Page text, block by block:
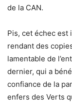
de la CAN.
Pis, cet échec est
rendant des
lamentable de
dernier, qui a
confiance de la
enfers des Verts